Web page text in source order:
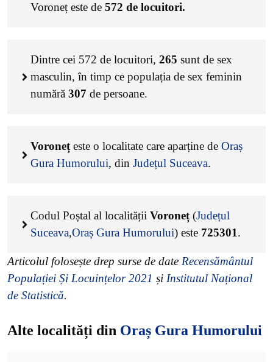
Voroneț este de 572 de locuitori.
Dintre cei 572 de locuitori, 265 sunt de sex
masculin, în timp ce populația de sex feminin
numără 307 de persoane.
Voroneț este o localitate care aparține de Oraș
Gura Humorului, din Județul Suceava.
Codul Poștal al localității Voroneț (Județul
Suceava,Oraș Gura Humorului) este 725301.
Articolul folosește drep surse de date Recensământul
Populației Și Locuințelor 2021 și Institutul Național
de Statistică.
Alte localități din Oraș Gura Humorului